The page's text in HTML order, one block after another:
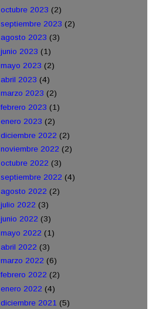
octubre 2023 (2)
septiembre 2023 (2)
agosto 2023 (3)
junio 2023 (1)
mayo 2023 (2)
abril 2023 (4)
marzo 2023 (2)
febrero 2023 (1)
enero 2023 (2)
diciembre 2022 (2)
noviembre 2022 (2)
octubre 2022 (3)
septiembre 2022 (4)
agosto 2022 (2)
julio 2022 (3)
junio 2022 (3)
mayo 2022 (1)
abril 2022 (3)
marzo 2022 (6)
febrero 2022 (2)
enero 2022 (4)
diciembre 2021 (5)